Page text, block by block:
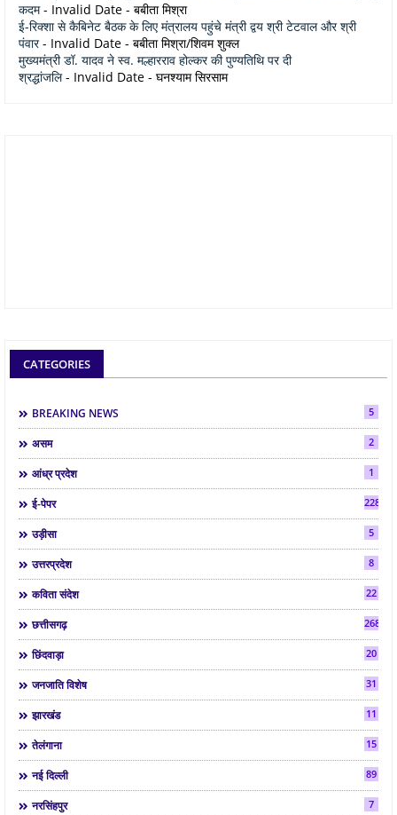
कदम- Invalid Date - बबीता मिश्रा
ई-रिक्शा से कैबिनेट बैठक के लिए मंत्रालय पहुंचे मंत्री द्वय श्री टेटवाल और श्री
पंवार- Invalid Date - बबीता मिश्रा/शिवम शुक्ल
मुख्यमंत्री डॉ. यादव ने स्व. मल्हारराव होल्कर की पुण्यतिथि पर दी
श्रद्धांजलि- Invalid Date - घनश्याम सिरसाम
CATEGORIES
BREAKING NEWS 5
असम 2
आंध्र प्रदेश 1
ई-पेपर 2286
उड़ीसा 5
उत्तरप्रदेश 8
कविता संदेश 22
छत्तीसगढ़ 268
छिंदवाड़ा 20
जनजाति विशेष 31
झारखंड 11
तेलंगाना 15
नई दिल्ली 89
नरसिंहपुर 7